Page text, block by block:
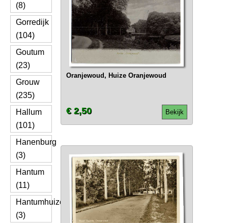
(8)
Gorredijk
(104)
Goutum
(23)
Grouw
(235)
Hallum
(101)
Hanenburg
(3)
Hantum
(11)
Hantumhuizen
(3)
Oranjewoud, Huize Oranjewoud
Bekijk
€ 2,50